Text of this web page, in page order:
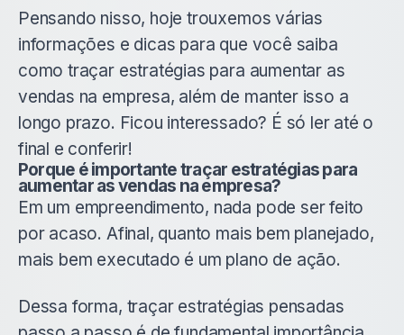
Pensando nisso, hoje trouxemos várias
informações e dicas para que você saiba
como traçar estratégias para aumentar as
vendas na empresa, além de manter isso a
longo prazo. Ficou interessado? É só ler até o
final e conferir!
Porque é importante traçar estratégias para
aumentar as vendas na empresa?
Em um empreendimento, nada pode ser feito
por acaso. Afinal, quanto mais bem planejado,
mais bem executado é um plano de ação.
Dessa forma, traçar estratégias pensadas